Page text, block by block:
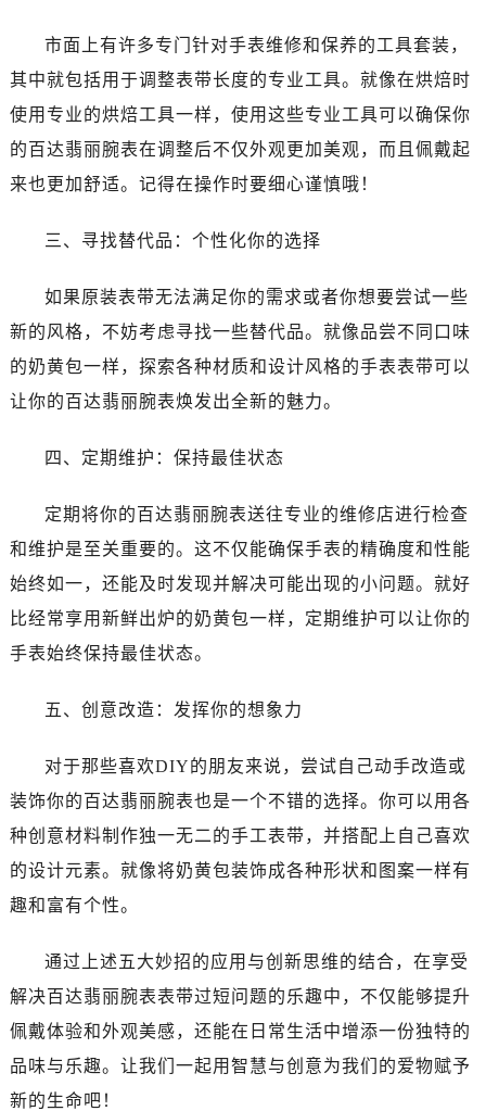
市面上有许多专门针对手表维修和保养的工具套装，
其中就包括用于调整表带长度的专业工具。就像在烘焙时
使用专业的烘焙工具一样，使用这些专业工具可以确保你
的百达翡丽腕表在调整后不仅外观更加美观，而且佩戴起
来也更加舒适。记得在操作时要细心谨慎哦！
三、寻找替代品：个性化你的选择
如果原装表带无法满足你的需求或者你想要尝试一些
新的风格，不妨考虑寻找一些替代品。就像品尝不同口味
的奶黄包一样，探索各种材质和设计风格的手表表带可以
让你的百达翡丽腕表焕发出全新的魅力。
四、定期维护：保持最佳状态
定期将你的百达翡丽腕表送往专业的维修店进行检查
和维护是至关重要的。这不仅能确保手表的精确度和性能
始终如一，还能及时发现并解决可能出现的小问题。就好
比经常享用新鲜出炉的奶黄包一样，定期维护可以让你的
手表始终保持最佳状态。
五、创意改造：发挥你的想象力
对于那些喜欢DIY的朋友来说，尝试自己动手改造或
装饰你的百达翡丽腕表也是一个不错的选择。你可以用各
种创意材料制作独一无二的手工表带，并搭配上自己喜欢
的设计元素。就像将奶黄包装饰成各种形状和图案一样有
趣和富有个性。
通过上述五大妙招的应用与创新思维的结合，在享受
解决百达翡丽腕表表带过短问题的乐趣中，不仅能够提升
佩戴体验和外观美感，还能在日常生活中增添一份独特的
品味与乐趣。让我们一起用智慧与创意为我们的爱物赋予
新的生命吧！